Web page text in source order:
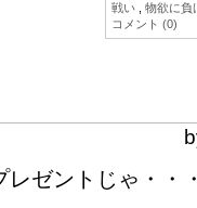
戦い
物欲に負
コメント (0)
レゼントじゃ・・